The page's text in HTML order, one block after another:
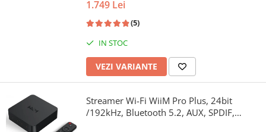
1.749 Lei
(5)
IN STOC
VEZI VARIANTE
Streamer Wi-Fi WiiM Pro Plus, 24bit
/192kHz, Bluetooth 5.2, AUX, SPDIF,